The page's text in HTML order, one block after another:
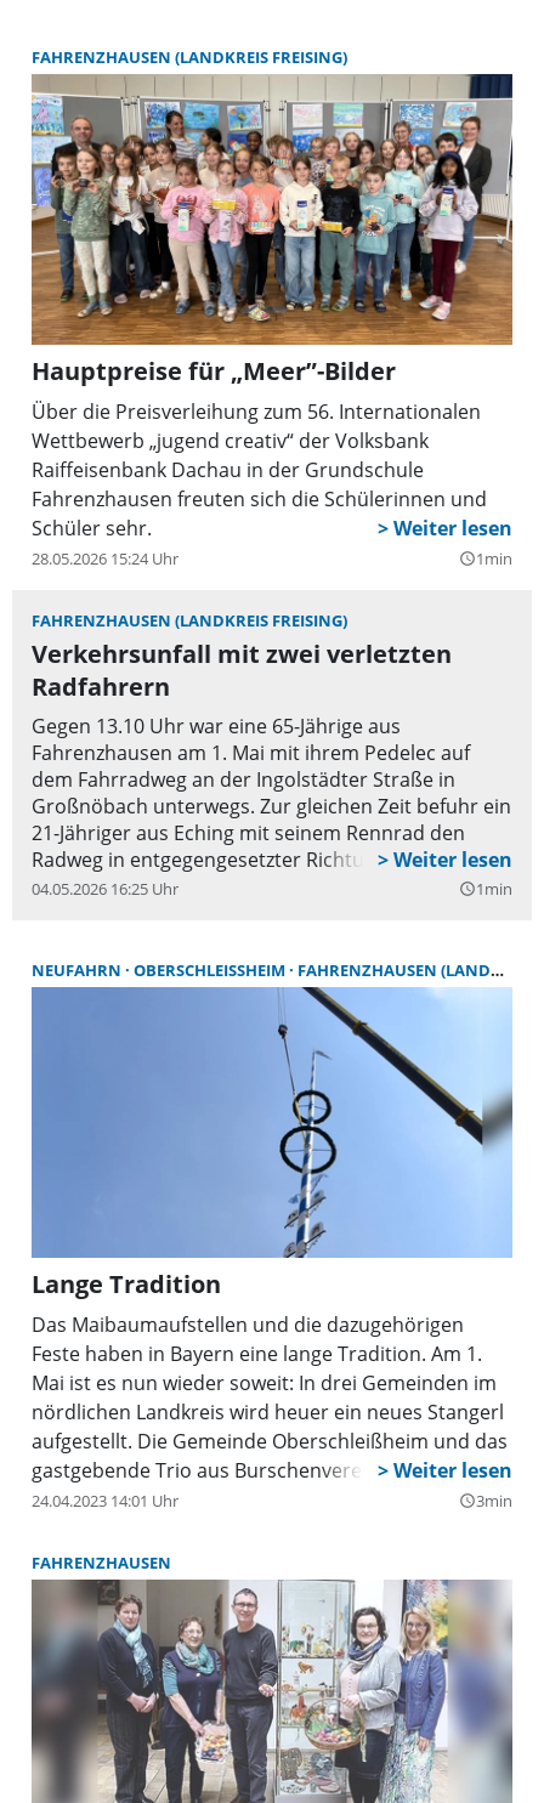
FAHRENZHAUSEN (LANDKREIS FREISING)
Hauptpreise für „Meer”-Bilder
Über die Preisverleihung zum 56. Internationalen
Wettbewerb „jugend creativ“ der Volksbank
Raiffeisenbank Dachau in der Grundschule
Fahrenzhausen freuten sich die Schülerinnen und
Schüler sehr.
28.05.2026 15:24 Uhr query_builder1min
FAHRENZHAUSEN (LANDKREIS FREISING)
Verkehrsunfall mit zwei verletzten
Radfahrern
Gegen 13.10 Uhr war eine 65-Jährige aus
Fahrenzhausen am 1. Mai mit ihrem Pedelec auf
dem Fahrradweg an der Ingolstädter Straße in
Großnöbach unterwegs. Zur gleichen Zeit befuhr ein
21-Jähriger aus Eching mit seinem Rennrad den
Radweg in entgegengesetzter Richtung. Die Fahrerin
des Pedelecs fuhr an einer unübersichtlichen Stelle
diese zu Boden stürzten. Die 65-Jährige zog sich
dabei eine Kopfverletzung zu und wurde mit dem
Rettungshubschrauber ins Krankenhaus gebracht.
Der Rennradfahrer zog sich glücklicherweise nur
einige Schürfwunden zu. Beide Fahrräder wurden
stark beschädigt und waren nicht mehr fahrbereit.
04.05.2026 16:25 Uhr query_builder1min
NEUFAHRN OBERSCHLEISSHEIM FAHRENZHAUSEN (LANDKREIS FREISING)
Lange Tradition
Das Maibaumaufstellen und die dazugehörigen
Feste haben in Bayern eine lange Tradition. Am 1.
Mai ist es nun wieder soweit: In drei Gemeinden im
nördlichen Landkreis wird heuer ein neues Stangerl
aufgestellt. Die Gemeinde Oberschleißheim und das
gastgebende Trio aus Burschenverein mit
Deandlgruppn, Trachtenverein Birkenstoana Stamm
dritten Male zur traditionellen Maifeier auf den
Bürgerplatz ein. Um 11 Uhr geht’s los mit einem
Umzug des Maibaums zum Bürgerplatz. Dort
beginnt dann unter der Begleitung der
Oberschleißheimer Schlosspfeiffer und der
Unterföhringer Böllerschützen um 11.30 Uhr das
Aufstellen. Gegen 12.30 Uhr steht dann hoffentlich
der Baum und Bürgermeister Markus Böck eröffnet
die Maifeierlichkeiten.
24.04.2023 14:01 Uhr query_builder3min
FAHRENZHAUSEN